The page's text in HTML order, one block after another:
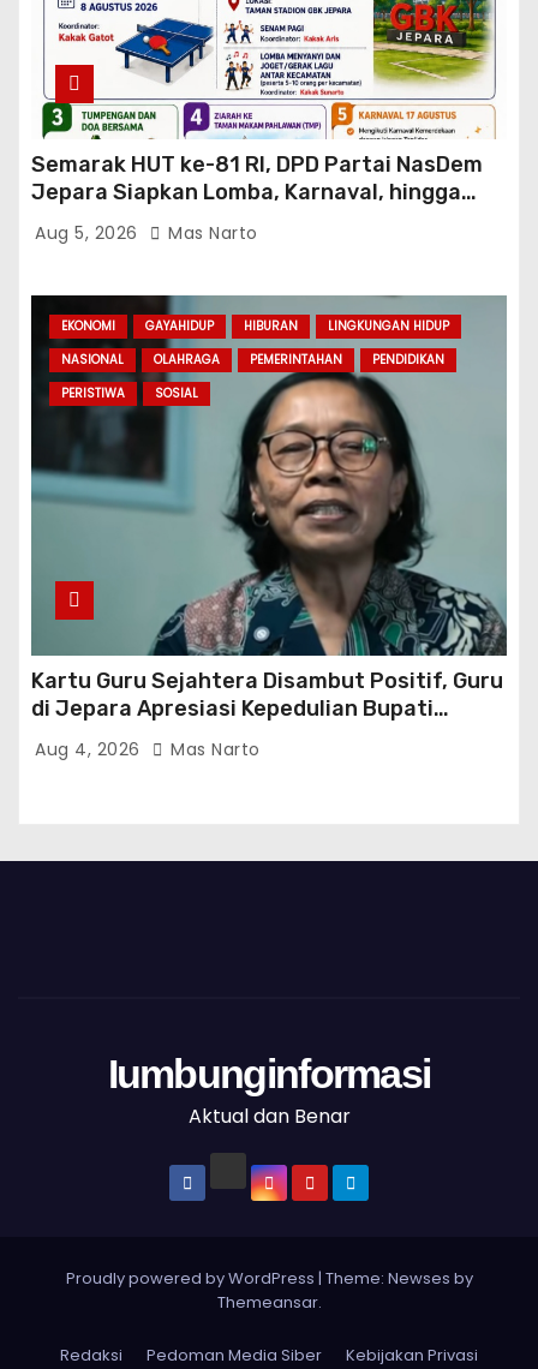
Semarak HUT ke-81 RI, DPD Partai NasDem
Jepara Siapkan Lomba, Karnaval, hingga
Ziarah ke TMP
Aug 5, 2026 Mas Narto
EKONOMI GAYAHIDUP HIBURAN
LINGKUNGAN HIDUP
NASIONAL
OLAHRAGA PEMERINTAHAN
PENDIDIKAN
PERISTIWA
SOSIAL
Kartu Guru Sejahtera Disambut Positif, Guru
di Jepara Apresiasi Kepedulian Bupati
Witiarso Utomo
Aug 4, 2026 Mas Narto
Iumbunginformasi
Aktual dan Benar
Proudly powered by WordPress | Theme: Newses by
Themeansar.
Redaksi Pedoman Media Siber Kebijakan Privasi